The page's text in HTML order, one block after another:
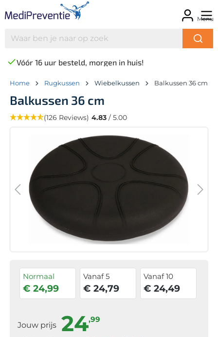
Menu
Vóór 16 uur besteld, morgen in huis!
Home Rugkussen Wiebelkussen Balkussen 36 cm
Balkussen 36 cm
(126 Reviews) 4.83 / 5.00
Normaal
€ 24,99
Vanaf 5
€ 24,79
Vanaf 10
€ 24,49
Jouw prijs 24,99